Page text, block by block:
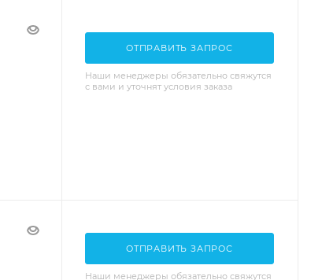
ОТПРАВИТЬ ЗАПРОС
Наши менеджеры обязательно свяжутся
с вами и уточнят условия заказа
ОТПРАВИТЬ ЗАПРОС
Наши менеджеры обязательно свяжутся